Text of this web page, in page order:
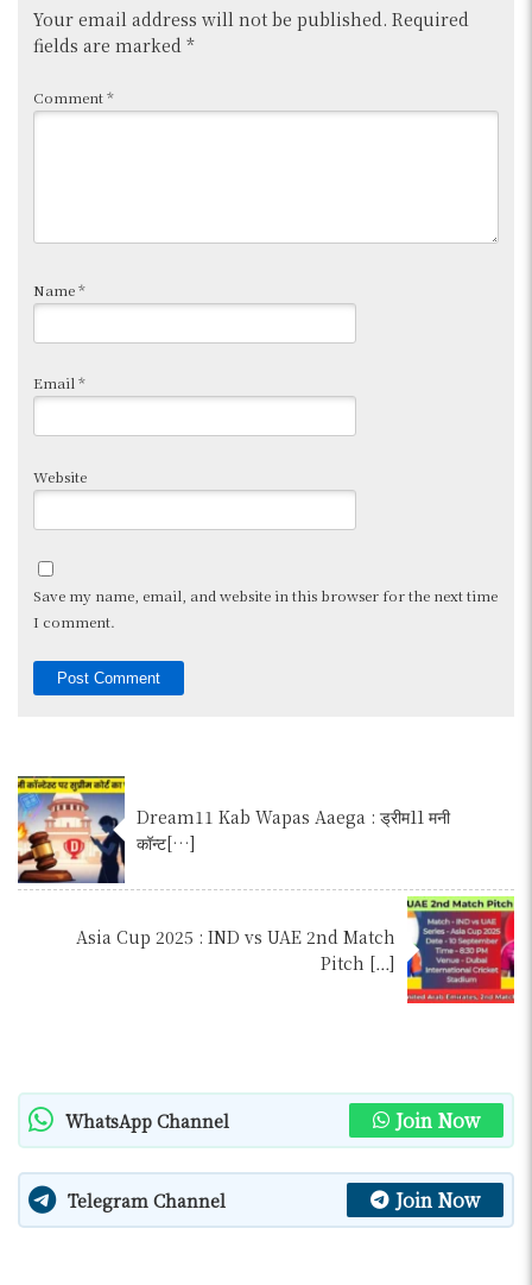
Your email address will not be published. Required
fields are marked *
Comment*
Name*
Email *
Website
Save my name, email, and website in this browser for the next time
I comment.
Dream11 Kab Wapas Aaega : ड्रीम11 मनी
कॉन्ट[…]
Asia Cup 2025 : IND vs UAE 2nd Match
Pitch […]
WhatsApp Channel Join Now
Telegram Channel Join Now